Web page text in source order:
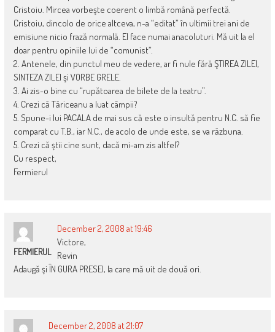
Cristoiu. Mircea vorbeşte coerent o limbă română perfectă.
Cristoiu, dincolo de orice altceva, n-a “editat” în ultimii trei ani de
emisiune nicio frază normală. El face numai anacoluturi. Mă uit la el
doar pentru opiniile lui de “comunist”.
2. Antenele, din punctul meu de vedere, ar fi nule fără ŞTIREA ZILEI,
SINTEZA ZILEI şi VORBE GRELE.
3. Ai zis-o bine cu “rupătoarea de bilete de la teatru”.
4. Crezi că Tăriceanu a luat câmpii?
5. Spune-i lui PACALA de mai sus că este o insultă pentru N.C. să fie
comparat cu T.B., iar N.C., de acolo de unde este, se va răzbuna.
5. Crezi că ştii cine sunt, dacă mi-am zis altfel?
Cu respect,
Fermierul
FERMIERUL
December 2, 2008 at 19:46
Victore,
Revin
Adaugă şi ÎN GURA PRESEI, la care mă uit de două ori.
December 2, 2008 at 21:07